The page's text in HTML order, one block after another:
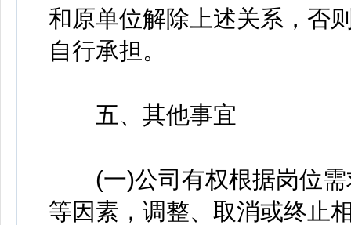
和原单位解除上述关系，否
自行承担。
五、其他事宜
(一)公司有权根据岗位需
等因素，调整、取消或终止